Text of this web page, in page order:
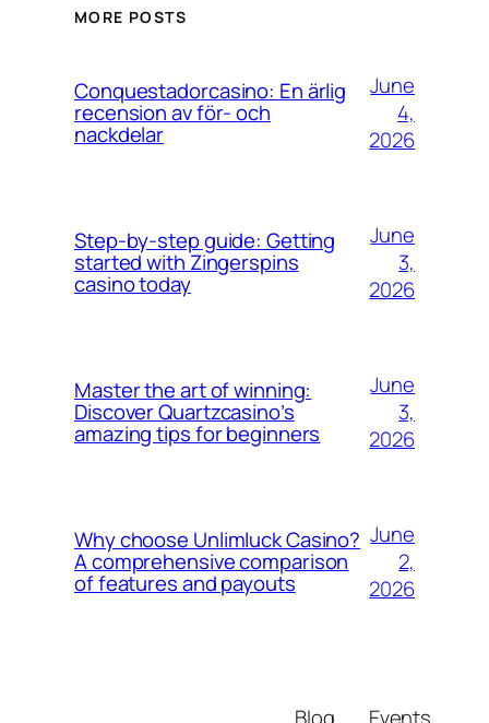
MORE POSTS
Conquestadorcasino: En ärlig
recension av för- och
nackdelar
June
4,
2026
Step-by-step guide: Getting
started with Zingerspins
casino today
June
3,
2026
Master the art of winning:
Discover Quartzcasino’s
amazing tips for beginners
June
3,
2026
Why choose Unlimluck Casino?
A comprehensive comparison
of features and payouts
June
2,
2026